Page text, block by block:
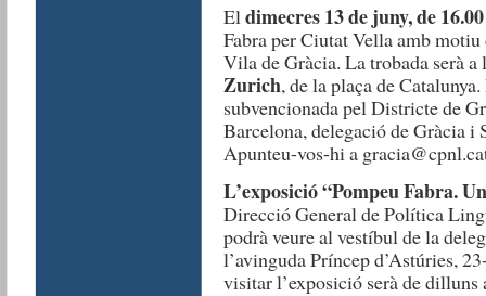
Eldimecres 13 de juny, de
Fabra per Ciutat Vella amb
Vila de Gràcia. La trobada serà a
Zurich, de la plaça de
subvencionada pel Districte de
Barcelona, delegació de Gràcia i
Apunteu-vos-hi a
L’exposició“Pompeu Fabra.
Direcció General de Política
podrà veure al vestíbul de la
l’avinguda Príncep d’Astúries,
visitar l’exposició serà de dilluns